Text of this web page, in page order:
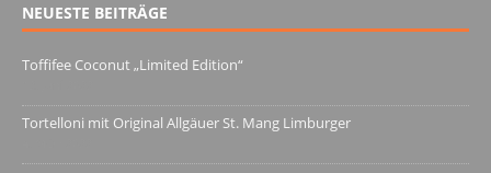
NEUESTE BEITRÄGE
Toffifee Coconut „Limited Edition“
Tortelloni mit Original Allgäuer St. Mang Limburger